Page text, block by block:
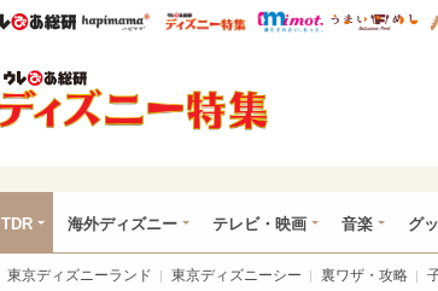
ウレぴあ総研ハピママ* ウレぴあ総研 ディズ
mimot.
TDR 海外ディズニー テレビ・映画 音楽 グ
東京ディズニーランド 東京ディズニーシー 裏ワザ・攻略